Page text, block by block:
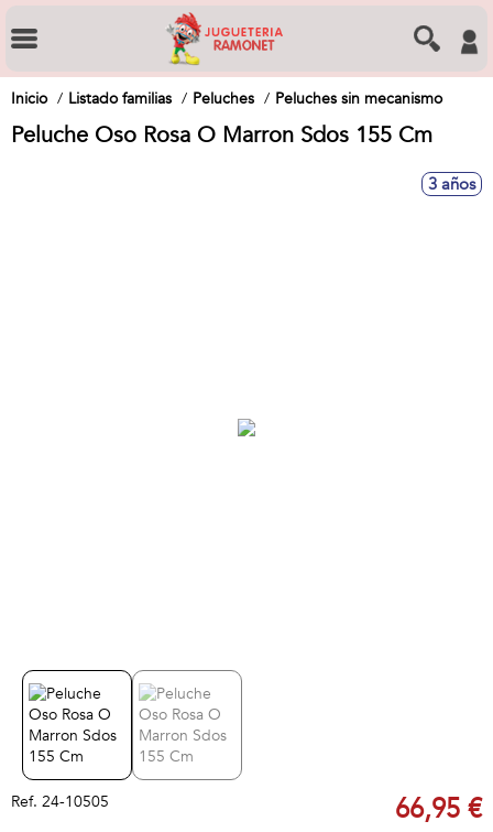
Inicio Listado familias Peluches Peluches sin mecanismo
Peluche Oso Rosa O Marron Sdos 155 Cm
3 años
Ref. 24-10505 66,95 €